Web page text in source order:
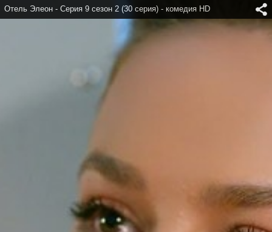
Отель Элеон - Серия 9 сезон 2 (30 серия) - комедия HD